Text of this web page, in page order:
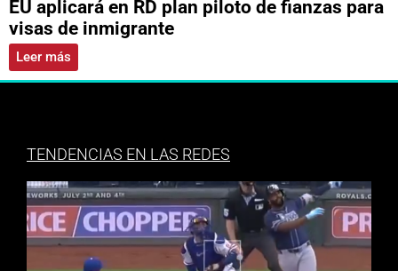
EU aplicará en RD plan piloto de fianzas para
visas de inmigrante
Leer más
TENDENCIAS EN LAS REDES